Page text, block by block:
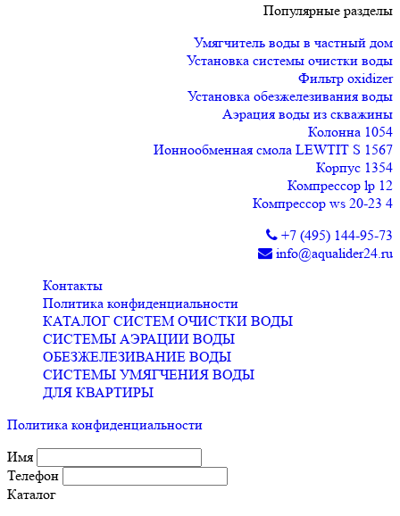
Популярные разделы
Умягчитель воды в частный дом
Установка системы очистки воды
Фильтр oxidizer
Установка обезжелезивания воды
Аэрация воды из скважины
Колонна 1054
Ионнообменная смола LEWTIT S 1567
Корпус 1354
Компрессор lp 12
Компрессор ws 20-23 4
+7 (495) 144-95-73
info@aqualider24.ru
Контакты
Политика конфиденциальности
КАТАЛОГ СИСТЕМ ОЧИСТКИ ВОДЫ
СИСТЕМЫ АЭРАЦИИ ВОДЫ
ОБЕЗЖЕЛЕЗИВАНИЕ ВОДЫ
СИСТЕМЫ УМЯГЧЕНИЯ ВОДЫ
ДЛЯ КВАРТИРЫ
Политика конфиденциальности
Имя
Телефон
Каталог